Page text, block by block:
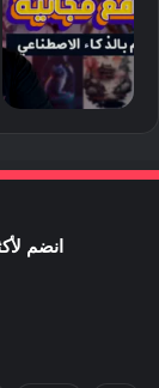
انضم لأكثر من 300 الف